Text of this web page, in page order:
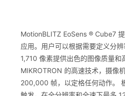
MotionBLITZ EoSens ® Cube7
应用。用户可以根据需要定义分
1,710 像素提供出色的图像质量和
MIKROTRON 的高速技术，摄像
200,000 帧，以定格任何动作。